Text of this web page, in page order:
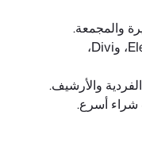
والمجمعة.
التكامل مع Gutenberg، وElementor، وDivi،
والأرشيف.
شراء أسرع.